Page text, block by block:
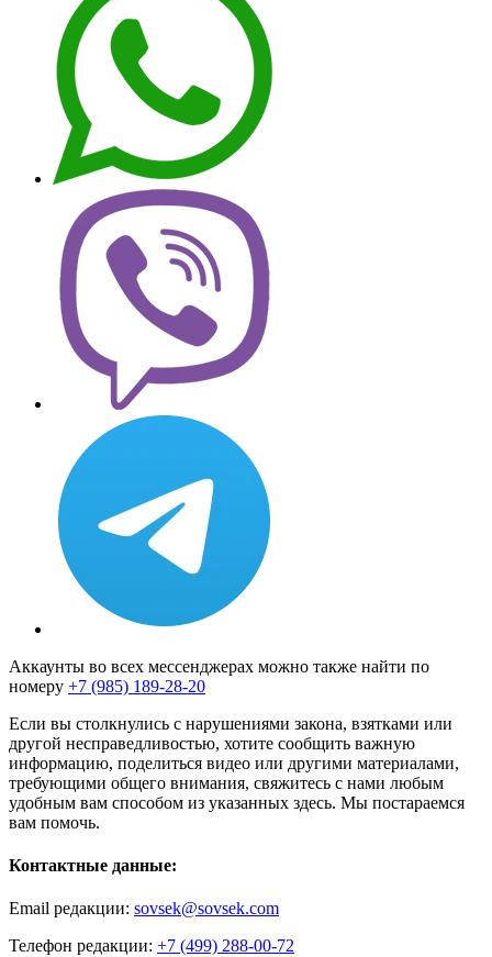
Аккаунты во всех мессенджерах можно также найти по
номеру +7 (985) 189-28-20
Если вы столкнулись с нарушениями закона, взятками или
другой несправедливостью, хотите сообщить важную
информацию, поделиться видео или другими материалами,
требующими общего внимания, свяжитесь с нами любым
удобным вам способом из указанных здесь. Мы постараемся
вам помочь.
Контактные данные:
Email редакции: sovsek@sovsek.com
Телефон редакции: +7 (499) 288-00-72